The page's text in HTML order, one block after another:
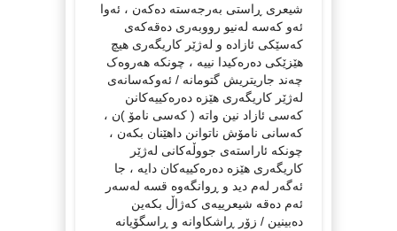
شیعری ڕاستی بەرجەستە دەکەن ، ئەوا
ئەو کەسە لەنیو رووبەری دەقەکەی
کەسێکی ئازادە و لەژێر کاریگەری هیچ
هێزێکی دەرەکیدا نییە ، چونکە هەروەک
چەند جاریتریش گتومانە / ئەوکەسانەی
لەژێر کاریگەری هێزە دەرەکییەکانن
کەسی ئازاد نین واتە ( کەسی نامۆ )ن ،
کەسانی نامۆش ناتوانن داهێنان بکەن ،
چونکە ئاراستەی جووڵەکانی لەژێر
کاریگەری هێزە دەرەکییەکان دایە ، جا
ئەگەر لەم دید و ڕوانگەوە قسە لەسەر
ئەم دەقە شیعرییەی کەژاڵ بکەین
دەبینین / زۆر ڕاشکاوانە و ڕاسگۆیانە